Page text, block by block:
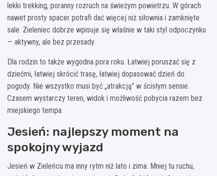
lekki trekking, poranny rozruch na świeżym powietrzu. W górach
nawet prosty spacer potrafi dać więcej niż siłownia i zamknięte
sale. Zieleniec dobrze wpisuje się właśnie w taki styl odpoczynku
— aktywny, ale bez przesady.
Dla rodzin to także wygodna pora roku. Łatwiej poruszać się z
dziećmi, łatwiej skrócić trasę, łatwiej dopasować dzień do
pogody. Nie wszystko musi być „atrakcją” w ścisłym sensie.
Czasem wystarczy teren, widok i możliwość pobycia razem bez
miejskiego tempa.
Jesień: najlepszy moment na
spokojny wyjazd
Jesień w Zieleńcu ma inny rytm niż lato i zima. Mniej tu ruchu,